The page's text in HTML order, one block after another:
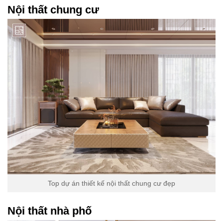
Nội thất chung cư
Top dự án thiết kế nội thất chung cư đẹp
Nội thất nhà phố